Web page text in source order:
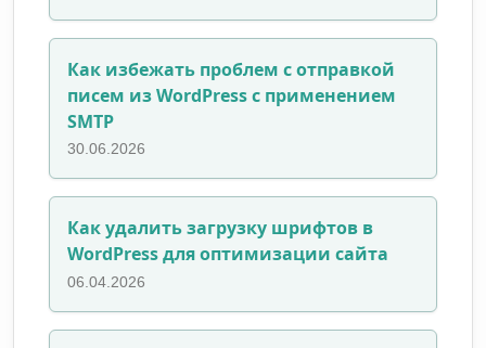
Как избежать проблем с отправкой
писем из WordPress с применением
SMTP
30.06.2026
Как удалить загрузку шрифтов в
WordPress для оптимизации сайта
06.04.2026